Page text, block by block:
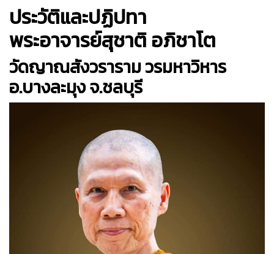
ประวัติและปฏิปทา
พระอาจารย์สุชาติ อภิชาโต
วัดญาณสังวราราม วรมหาวิหาร
อ.บางละมุง จ.ชลบุรี